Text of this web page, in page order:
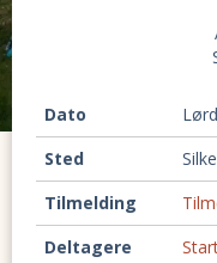
Dato
Sted
Tilmelding
Deltagere